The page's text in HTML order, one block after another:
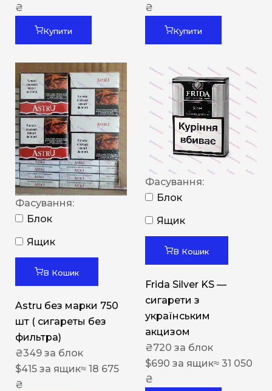
₴
Купити
₴
Купити
Фасування:
Блок
Ящик
В Кошик
Astru без марки 750
шт ( сигареты без
фильтра)
₴349 за блок
$415 за ящик≈ 18 675
₴
Фасування:
Блок
Ящик
В Кошик
Frida Silver KS —
сигарети з
українським
акцизом
₴720 за блок
$690 за ящик≈ 31 050
₴